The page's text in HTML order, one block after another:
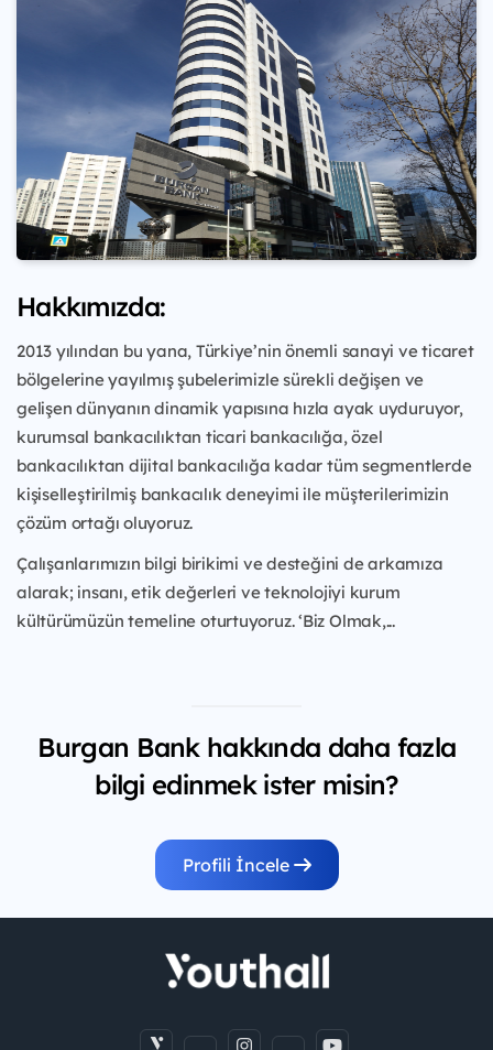
Hakkımızda:
2013 yılından bu yana, Türkiye’nin önemli sanayi ve ticaret
bölgelerine yayılmış şubelerimizle sürekli değişen ve
gelişen dünyanın dinamik yapısına hızla ayak uyduruyor,
kurumsal bankacılıktan ticari bankacılığa, özel
bankacılıktan dijital bankacılığa kadar tüm segmentlerde
kişiselleştirilmiş bankacılık deneyimi ile müşterilerimizin
çözüm ortağı oluyoruz.
Çalışanlarımızın bilgi birikimi ve desteğini de arkamıza
alarak; insanı, etik değerleri ve teknolojiyi kurum
kültürümüzün temeline oturtuyoruz. ‘Biz Olmak,...
Burgan Bank hakkında daha fazla
bilgi edinmek ister misin?
Profili İncele